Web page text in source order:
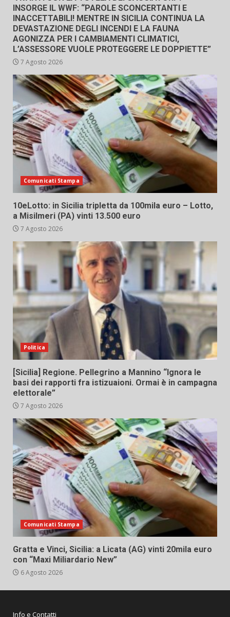
INSORGE IL WWF: “PAROLE SCONCERTANTI E
INACCETTABILI! MENTRE IN SICILIA CONTINUA LA
DEVASTAZIONE DEGLI INCENDI E LA FAUNA
AGONIZZA PER I CAMBIAMENTI CLIMATICI,
L’ASSESSORE VUOLE PROTEGGERE LE DOPPIETTE”
7 Agosto 2026
Comunicati Stampa
10eLotto: in Sicilia tripletta da 100mila euro – Lotto,
a Misilmeri (PA) vinti 13.500 euro
7 Agosto 2026
Politica
[Sicilia] Regione. Pellegrino a Mannino “Ignora le
basi dei rapporti fra istizuaioni. Ormai è in campagna
elettorale”
7 Agosto 2026
Comunicati Stampa
Gratta e Vinci, Sicilia: a Licata (AG) vinti 20mila euro
con “Maxi Miliardario New”
6 Agosto 2026
Info e Contatti